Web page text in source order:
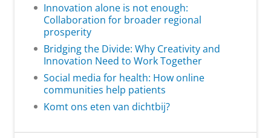
Innovation alone is not enough:
Collaboration for broader regional
prosperity
Bridging the Divide: Why Creativity and
Innovation Need to Work Together
Social media for health: How online
communities help patients
Komt ons eten van dichtbij?